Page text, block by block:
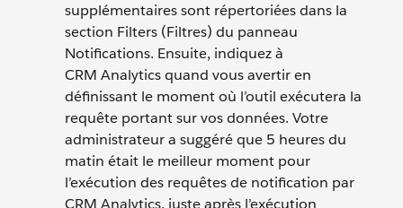
supplémentaires sont répertoriées dans la
section Filters (Filtres) du panneau
Notifications. Ensuite, indiquez à
CRM Analytics quand vous avertir en
définissant le moment où l’outil exécutera la
requête portant sur vos données. Votre
administrateur a suggéré que 5 heures du
matin était le meilleur moment pour
l’exécution des requêtes de notification par
CRM Analytics, juste après l’exécution